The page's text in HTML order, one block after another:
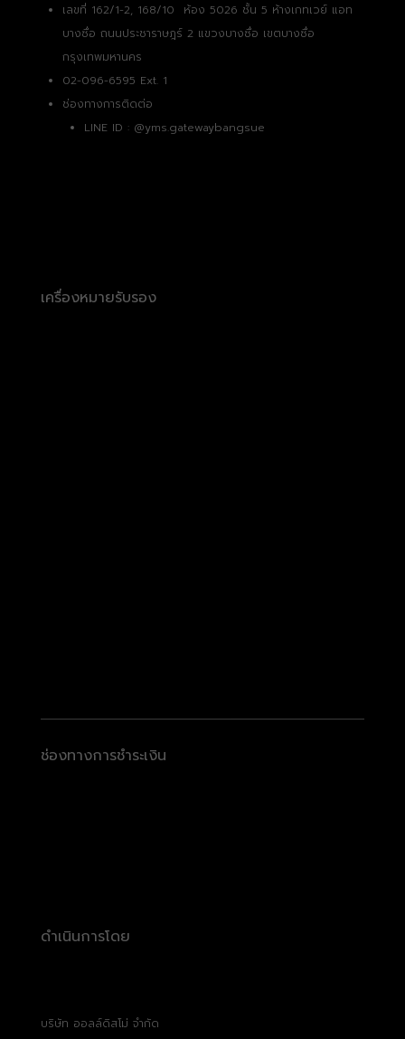
เลขที่ 162/1-2, 168/10 ห้อง 5026 ชั้น 5 ห้างเกทเวย์ แอท
บางซื่อ ถนนประชาราษฎร์ 2 แขวงบางซื่อ เขตบางซื่อ
กรุงเทพมหานคร
02-096-6595 Ext. 1
ช่องทางการติดต่อ
LINE ID : @yms.gatewaybangsue
เครื่องหมายรับรอง
ช่องทางการชำระเงิน
ดำเนินการโดย
บริษัท ออลล์ดิสโม่ จำกัด